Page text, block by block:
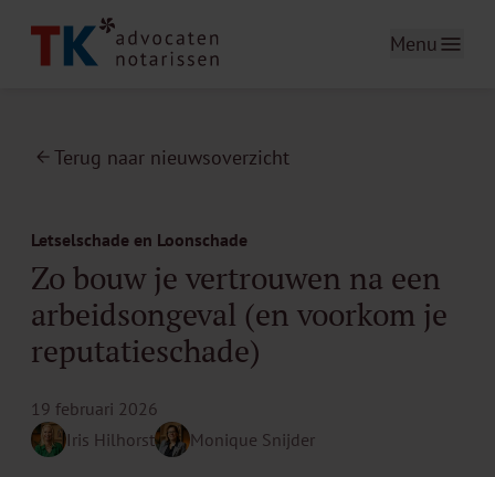
Menu
Terug naar nieuwsoverzicht
Letselschade en Loonschade
Zo bouw je vertrouwen na een
arbeidsongeval (en voorkom je
reputatieschade)
19 februari 2026
Iris Hilhorst
Monique Snijder